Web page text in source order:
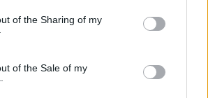
of the Sharing of my
of the Sale of my
gati të
për arrestimin e spiunes